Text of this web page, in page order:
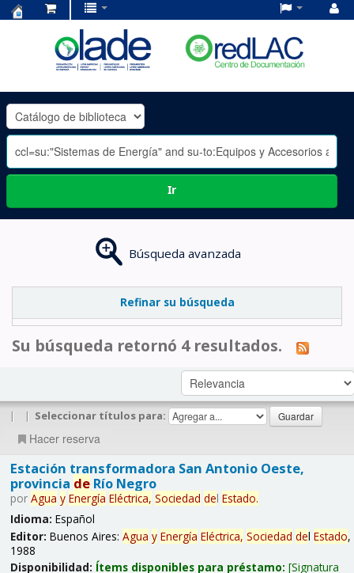
OLADE
-
Ir
Búsqueda avanzada
Refinar su búsqueda
Su búsqueda retornó 4 resultados.
| | Seleccionar títulos para:
Hacer reserva
Estación transformadora San Antonio Oeste,
provincia deRío Negro
por Agua y Energía Eléctrica, Sociedad del Estado.
Idioma: Español
Editor: Buenos Aires: Agua y Energía Eléctrica, Sociedad del Estado,
1988
Disponibilidad: Ítems disponibles para préstamo: Signatura